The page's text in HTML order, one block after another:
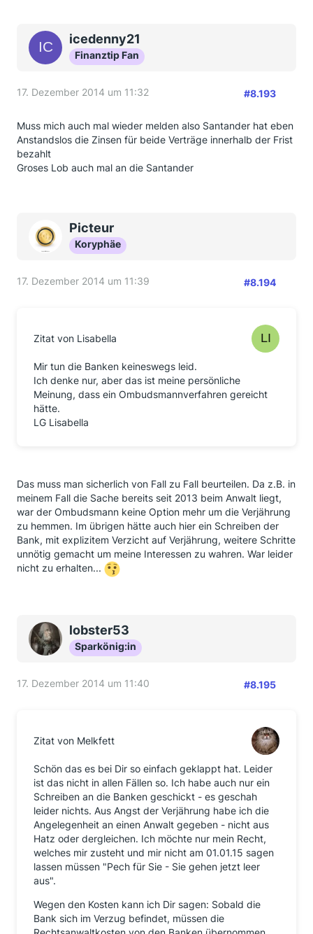
icedenny21
Finanztip Fan
17. Dezember 2014 um 11:32 #8.193
Muss mich auch mal wieder melden also Santander hat eben
Anstandslos die Zinsen für beide Verträge innerhalb der Frist
bezahlt
Groses Lob auch mal an die Santander
Picteur
Koryphäe
17. Dezember 2014 um 11:39 #8.194
Zitat von Lisabella
Mir tun die Banken keineswegs leid.
Ich denke nur, aber das ist meine persönliche
Meinung, dass ein Ombudsmannverfahren gereicht
hätte.
LG Lisabella
Das muss man sicherlich von Fall zu Fall beurteilen. Da z.B. in
meinem Fall die Sache bereits seit 2013 beim Anwalt liegt,
war der Ombudsmann keine Option mehr um die Verjährung
zu hemmen. Im übrigen hätte auch hier ein Schreiben der
Bank, mit explizitem Verzicht auf Verjährung, weitere Schritte
unnötig gemacht um meine Interessen zu wahren. War leider
nicht zu erhalten...
lobster53
Sparkönig:in
17. Dezember 2014 um 11:40 #8.195
Zitat von Melkfett
Schön das es bei Dir so einfach geklappt hat. Leider
ist das nicht in allen Fällen so. Ich habe auch nur ein
Schreiben an die Banken geschickt - es geschah
leider nichts. Aus Angst der Verjährung habe ich die
Angelegenheit an einen Anwalt gegeben - nicht aus
Hatz oder dergleichen. Ich möchte nur mein Recht,
welches mir zusteht und mir nicht am 01.01.15 sagen
lassen müssen "Pech für Sie - Sie gehen jetzt leer
aus".
Wegen den Kosten kann ich Dir sagen: Sobald die
Bank sich im Verzug befindet, müssen die